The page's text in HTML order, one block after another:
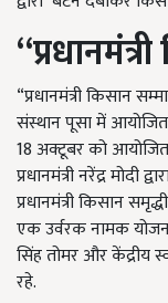
“प्रधानमंत्री
“प्रधानमंत्रीकिसान
संस्थान पूसा में
18 अक्टूबर को
प्रधानमंत्री नरेंद्र
प्रधानमंत्री किसान
एक उर्वरक नामक
सिंह तोमर और केंद्रीय
रहे.